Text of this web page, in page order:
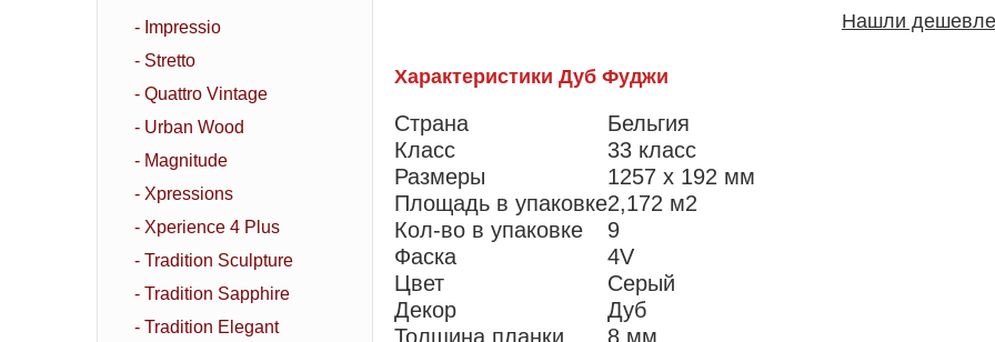
- Impressio
- Stretto
- Quattro Vintage
- Urban Wood
- Magnitude
- Xpressions
- Xperience 4 Plus
- Tradition Sculpture
- Tradition Sapphire
- Tradition Elegant
Нашли
Характеристики Дуб Фуджи
Страна
Бельгия
Класс
33 класс
Размеры
1257 х 192 мм
Площадь в упаковке2,172 м2
Кол-во в упаковке
9
Фаска
4V
Цвет
Серый
Декор
Дуб
Толщина планки
8 мм